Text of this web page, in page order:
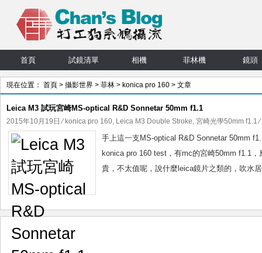
首頁 試鏡清單 相機 菲林機 鏡頭
現在位置： 首頁 > 攝影世界 > 菲林 > konica pro 160 > 文章
Leica M3 試玩宮崎MS-optical R&D Sonnetar 50mm f1.1
2015年10月19日 ⁄ konica pro 160, Leica M3 Double Stroke, 宮崎光學50mm f1.1
手上這一支MS-optical R&D Sonnetar 50mm
konica pro 160 test，有mc的宮崎50mm f1.1
貴，不太值呢，說什麼leica鏡片之類的，吹水